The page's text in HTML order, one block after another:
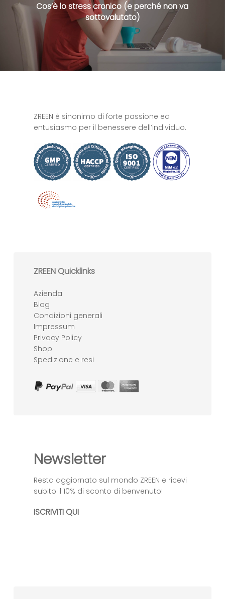
Cos’è lo stress cronico (e perché non va
sottovalutato)
ZREEN è sinonimo di forte passione ed
entusiasmo per il benessere dell’individuo.
ZREEN Quicklinks
Azienda
Blog
Condizioni generali
Impressum
Privacy Policy
Shop
Spedizione e resi
Newsletter
Resta aggiornato sul mondo ZREEN e ricevi
subito il 10% di sconto di benvenuto!
ISCRIVITI QUI